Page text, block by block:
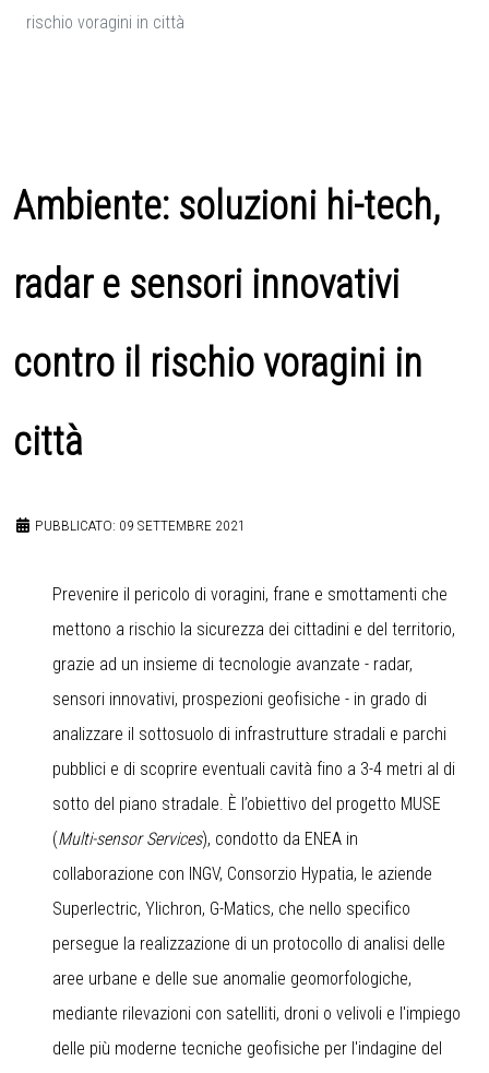
rischio voragini in città
Ambiente: soluzioni hi-tech,
radar e sensori innovativi
contro il rischio voragini in
città
PUBBLICATO: 09 SETTEMBRE 2021
Prevenire il pericolo di voragini, frane e smottamenti che
mettono a rischio la sicurezza dei cittadini e del territorio,
grazie ad un insieme di tecnologie avanzate - radar,
sensori innovativi, prospezioni geofisiche - in grado di
analizzare il sottosuolo di infrastrutture stradali e parchi
pubblici e di scoprire eventuali cavità fino a 3-4 metri al di
sotto del piano stradale. È l’obiettivo del progetto MUSE
(Multi-sensor Services), condotto da ENEA in
collaborazione con INGV, Consorzio Hypatia, le aziende
Superlectric, Ylichron, G-Matics, che nello specifico
persegue la realizzazione di un protocollo di analisi delle
aree urbane e delle sue anomalie geomorfologiche,
mediante rilevazioni con satelliti, droni o velivoli e l'impiego
delle più moderne tecniche geofisiche per l'indagine del